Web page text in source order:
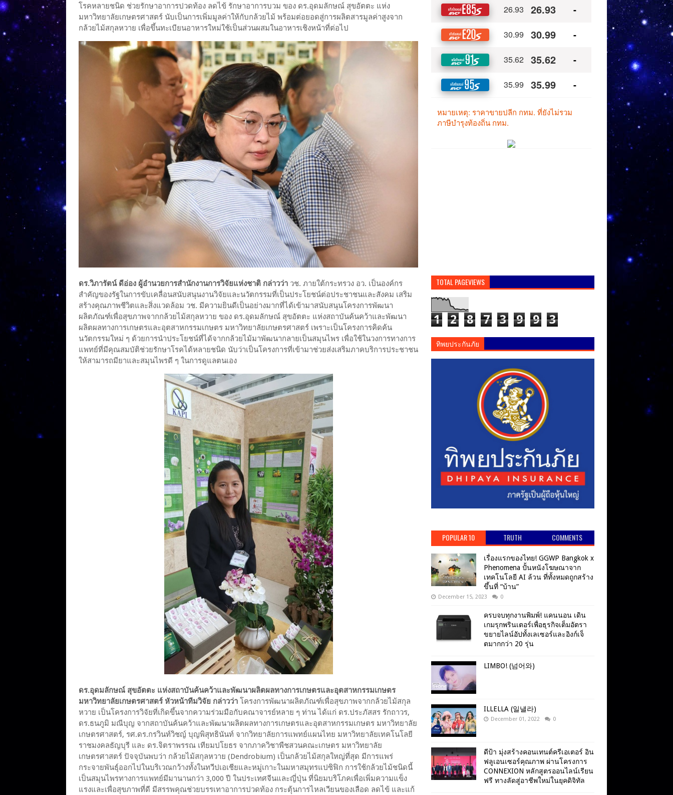
โรคหลายชนิด ช่วยรักษาอาการปวดท้อง ลดไข้ รักษาอาการบวม ของ ดร.อุดมลักษณ์ สุขอัตตะ แห่ง
มหาวิทยาลัยเกษตรศาสตร์ นับเป็นการเพิ่มมูลค่าให้กับกล้วยไม้ พร้อมต่อยอดสู่การผลิตสารมูลค่าสูงจาก
กล้วยไม้สกุลหวาย เพื่อขึ้นทะเบียนอาหารใหม่ใช้เป็นส่วนผสมในอาหารเชิงหน้าที่ต่อไป
ดร.วิภารัตน์ ดีอ่อง ผู้อำนวยการสำนักงานการวิจัยแห่งชาติ กล่าวว่า วช. ภายใต้กระทรวง อว. เป็นองค์กร
สำคัญของรัฐในการขับเคลื่อนสนับสนุนงานวิจัยและนวัตกรรมที่เป็นประโยชน์ต่อประชาชนและสังคม เสริม
สร้างคุณภาพชีวิตและสิ่งแวดล้อม วช. มีความยินดีเป็นอย่างมากที่ได้เข้ามาสนับสนุนโครงการพัฒนา
ผลิตภัณฑ์เพื่อสุขภาพจากกล้วยไม้สกุลหวาย ของ ดร.อุดมลักษณ์ สุขอัตตะ แห่งสถาบันค้นคว้าและพัฒนา
ผลิตผลทางการเกษตรและอุตสาหกรรมเกษตร มหาวิทยาลัยเกษตรศาสตร์ เพราะเป็นโครงการคิดค้น
นวัตกรรมใหม่ ๆ ด้วยการนำประโยชน์ที่ได้จากกล้วยไม้มาพัฒนากลายเป็นสมุนไพร เพื่อใช้ในวงการทางการ
แพทย์ที่มีคุณสมบัติช่วยรักษาโรคได้หลายชนิด นับว่าเป็นโครงการที่เข้ามาช่วยส่งเสริมภาคบริการประชาชน
ให้สามารถมียาและสมุนไพรดี ๆ ในการดูแลตนเอง
ดร.อุดมลักษณ์ สุขอัตตะ แห่งสถาบันค้นคว้าและพัฒนาผลิตผลทางการเกษตรและอุตสาหกรรมเกษตร
มหาวิทยาลัยเกษตรศาสตร์ หัวหน้าทีมวิจัย กล่าวว่า โครงการพัฒนาผลิตภัณฑ์เพื่อสุขภาพจากกล้วยไม้สกุล
หวาย เป็นโครงการวิจัยที่เกิดขึ้นจากความร่วมมือกับคณาจารย์หลาย ๆ ท่าน ได้แก่ ดร.ประภัสสร รักถาวร,
ดร.ธนภูมิ มณีบุญ จากสถาบันค้นคว้าและพัฒนาผลิตผลทางการเกษตรและอุตสาหกรรมเกษตร มหาวิทยาลัย
เกษตรศาสตร์, รศ.ดร.กรวินท์วิชญ์ บุญพิสุทธินันท์ จากวิทยาลัยการแพทย์แผนไทย มหาวิทยาลัยเทคโนโลยี
ราชมงคลธัญบุรี และ ดร.จิตราพรรณ เทียมปโยธร จากภาควิชาพืชสวนคณะเกษตร มหาวิทยาลัย
เกษตรศาสตร์ ปัจจุบันพบว่า กล้วยไม้สกุลหวาย (Dendrobium) เป็นกล้วยไม้สกุลใหญ่ที่สุด มีการแพร่
กระจายพันธุ์ออกไปในบริเวณกว้างทั้งในทวีปเอเชียและหมู่เกาะในมหาสมุทรแปซิฟิก การใช้กล้วยไม้ชนิดนี้
เป็นสมุนไพรทางการแพทย์มีมานานกว่า 3,000 ปี ในประเทศจีนและญี่ปุ่น ที่นิยมบริโภคเพื่อเพิ่มความแข็ง
แรงและเพื่อสุขภาพที่ดี มีสรรพคุณช่วยบรรเทาอาการปวดท้อง กระตุ้นการไหลเวียนของเลือด ลดไข้ และแก้
TOTAL PAGEVIEWS
1 2 8 7 3 9 9 3
ทิพยประกันภัย
POPULAR 10 TRUTH COMMENTS
เรื่องแรกของไทย! GGWP Bangkok x
Phenomena ปั้นหนังโฆษณาจาก
เทคโนโลยี AI ล้วน ที่ทั้งหมดถูกสร้าง
ขึ้นที่ “บ้าน”
December 15, 2023 0
ครบจบทุกงานพิมพ์! แคนนอน เดิน
เกมรุกพรินเตอร์เพื่อธุรกิจเต็มอัตรา
ขยายไลน์อัปทั้งเลเซอร์และอิงก์เจ็
ตมากกว่า 20 รุ่น
LIMBO! (넘어와)
ILLELLA (일낼라)
December 01, 2022 0
ดีป้า มุ่งสร้างคอนเทนต์ครีเอเตอร์ อิน
ฟลูเอนเซอร์คุณภาพ ผ่านโครงการ
CONNEXION หลักสูตรออนไลน์เรียน
ฟรี ทางลัดสู่อาชีพใหม่ในยุคดิจิทัล